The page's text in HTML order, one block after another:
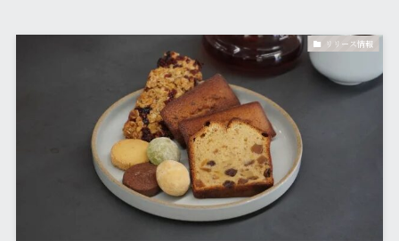
リリース情報